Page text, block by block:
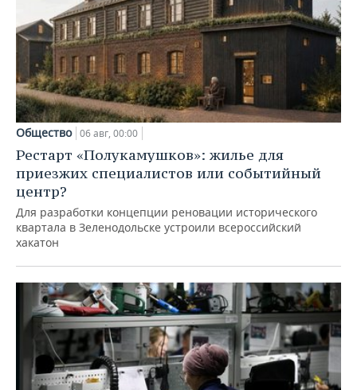
Общество 06 авг, 00:00
Рестарт «Полукамушков»: жилье для
приезжих специалистов или событийный
центр?
Для разработки концепции реновации исторического
квартала в Зеленодольске устроили всероссийский
хакатон